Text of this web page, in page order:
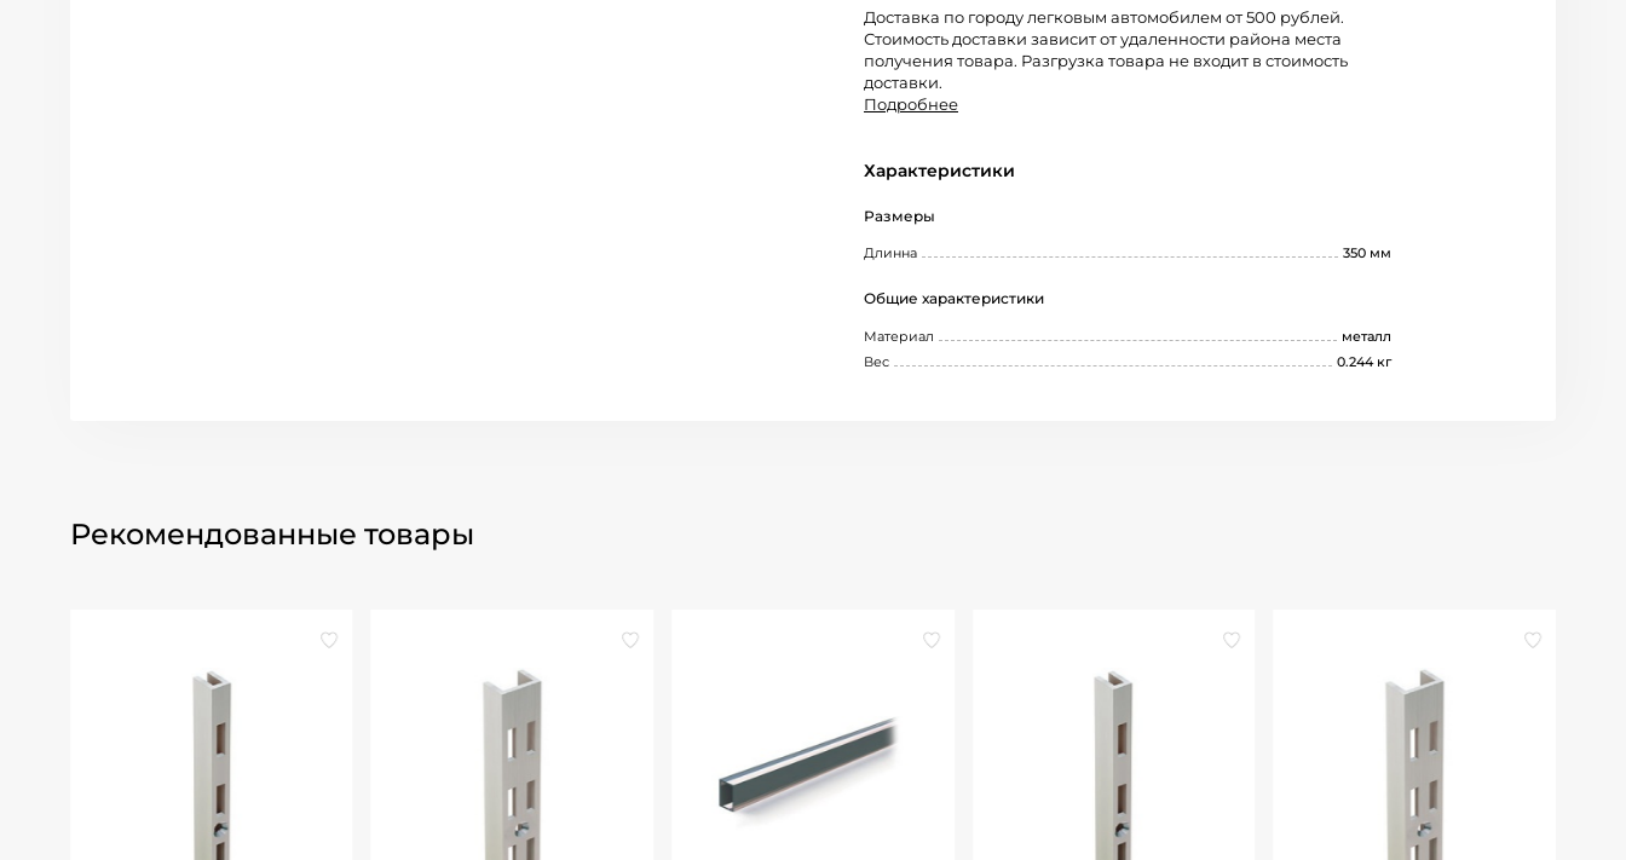
Доставка по городу легковым автомобилем от 500 рублей.
Стоимость доставки зависит от удаленности района места
получения товара. Разгрузка товара не входит в стоимость
доставки.
Подробнее
Характеристики
Размеры
Длинна 350 мм
Общие характеристики
Материал
металл
Вес
0.244 кг
Рекомендованные товары